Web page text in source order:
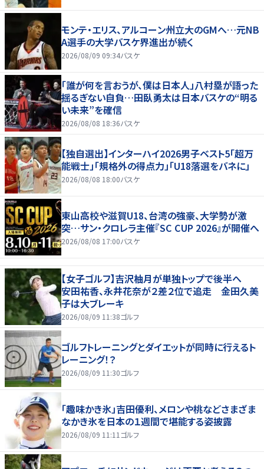
モンテ・エリス、アルコーン州立大のGMへ…元NB
A選手の大学バスケ界進出が続く
2026/08/09 09:34バスケ
「誰が何を言おうが、僕は日本人」八村塁が語った
揺るぎない自負…田臥勇太は日本バスケの“明る
い未来”を確信
2026/08/08 18:36バスケ
【独自選出】インターハイ2026男子ベスト5「超万
能戦士」「規格外の得点力」「U18落選をバネに」
2026/08/08 18:00バスケ
東山高校や滋賀U18、台湾の強豪、大学勢が激
突…サン・クロレラ主催『SC CUP 2026』が開催へ
2026/08/08 17:00バスケ
【女子ゴルフ】吉沢柚月が単独トップで後半へ
安田祐香、永井花奈が２差２位で追走 金田久美
子は大ブレーキ
2026/08/09 11:38ゴルフ
ゴルフトレーニングとダイエットが同時に行えるト
レーニング！？
2026/08/09 11:30ゴルフ
「趣味かき氷」吉田優利、メロンや桃などさまざま
なかき氷を日本の１週間で堪能する姿披露
2026/08/09 11:11 ゴルフ